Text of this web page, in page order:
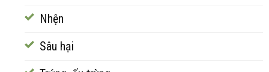
Nhện
Sâu hại